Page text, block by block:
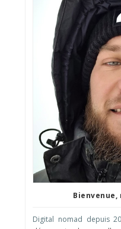
Bienvenue,
Digital nomad depuis